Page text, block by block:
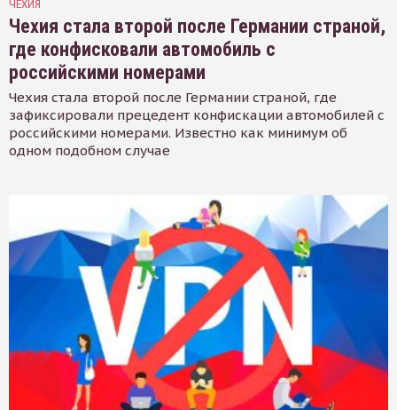
ЧЕХИЯ
Чехия стала второй после Германии страной,
где конфисковали автомобиль с
российскими номерами
Чехия стала второй после Германии страной, где
зафиксировали прецедент конфискации автомобилей с
российскими номерами. Известно как минимум об
одном подобном случае